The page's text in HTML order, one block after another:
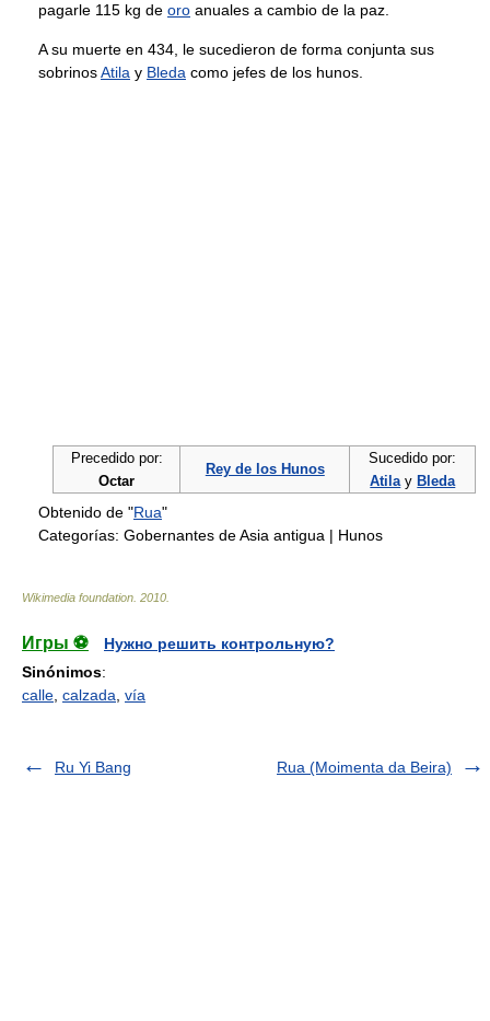
pagarle 115 kg de oro anuales a cambio de la paz.
A su muerte en 434, le sucedieron de forma conjunta sus
sobrinosAtila y Bleda como jefes de los hunos.
Precedido por:
Octar
Rey de los Hunos
Sucedido por:
Atilay Bleda
Obtenido de "Rua"
Categorías: Gobernantes de Asia antigua | Hunos
Wikimedia foundation 2010
Игры ⚽
Нужно решить контрольную?
Sinónimos:
calle calzada vía
Ru Yi Bang Rua (Moimenta da Beira)